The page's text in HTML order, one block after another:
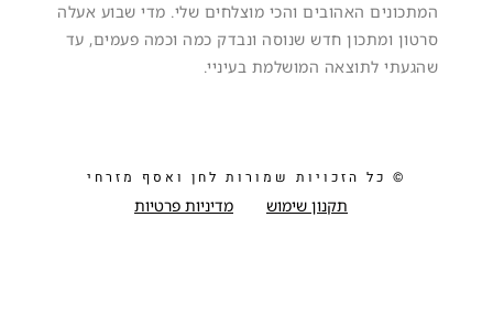
המתכונים האהובים והכי מוצלחים שלי. מדי שבוע אעלה
סרטון ומתכון חדש שנוסה ונבדק כמה וכמה פעמים, עד
שהגעתי לתוצאה המושלמת בעיניי.
© כל הזכויות שמורות לחן ואסף מזרחי
תקנון שימוש מדיניות פרטיות